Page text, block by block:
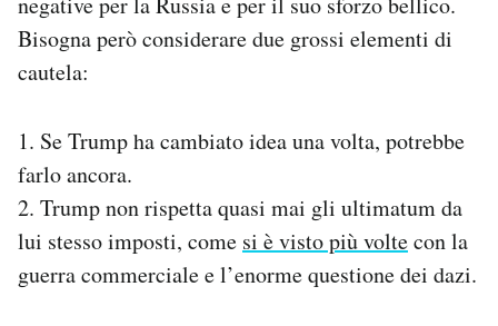
Bisogna però considerare due grossi elementi di
cautela:
1. Se Trump ha cambiato idea una volta, potrebbe
farlo ancora.
2. Trump non rispetta quasi mai gli ultimatum da
lui stesso imposti, come si è visto più voltecon la
guerra commerciale e l’enorme questione dei dazi.